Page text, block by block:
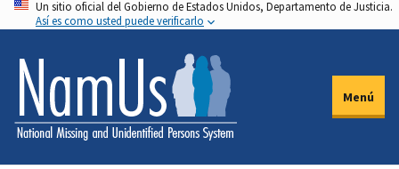
Pasar
al
contenido
principal
Un sitio oficial del Gobierno de Estados Unidos, Departamento de Justicia.
Así es como usted puede verificarlo
Menú